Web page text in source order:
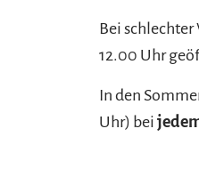
Bei schlechter
12.00 Uhr
In den
Uhr) bei